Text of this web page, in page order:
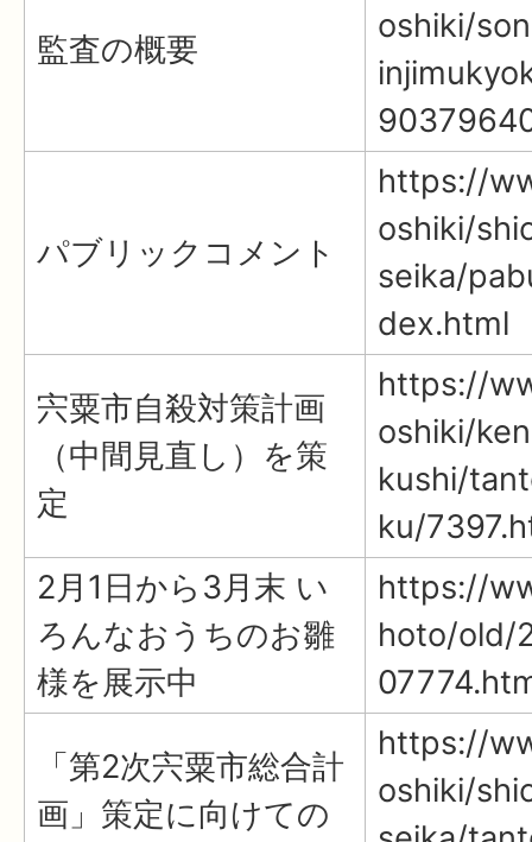
監査の概要
oshiki/
パブリックコメント
https://
oshiki/
seika/
dex.html
宍粟市自殺対策計画
（中間見直し）を策
定
https://
oshiki/
kushi/
ku/
2月1日から3月末 い
ろんなおうちのお雛
様を展示中
https://
hoto/old/
「第2次宍粟市総合計
画」策定に向けての
https://
oshiki/